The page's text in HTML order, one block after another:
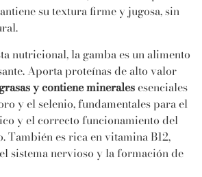
su textura firme y jugosa, sin
nutricional, la gamba es un alimento
Aporta proteínas de alto valor
y contiene minerales esenciales
y el selenio, fundamentales para el
y el correcto funcionamiento del
También es rica en vitamina B12,
sistema nervioso y la formación de